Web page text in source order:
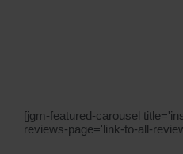
[jgm-featured-carousel
reviews-page='link-to-all-